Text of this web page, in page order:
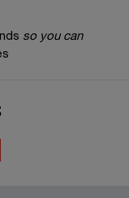
so you can